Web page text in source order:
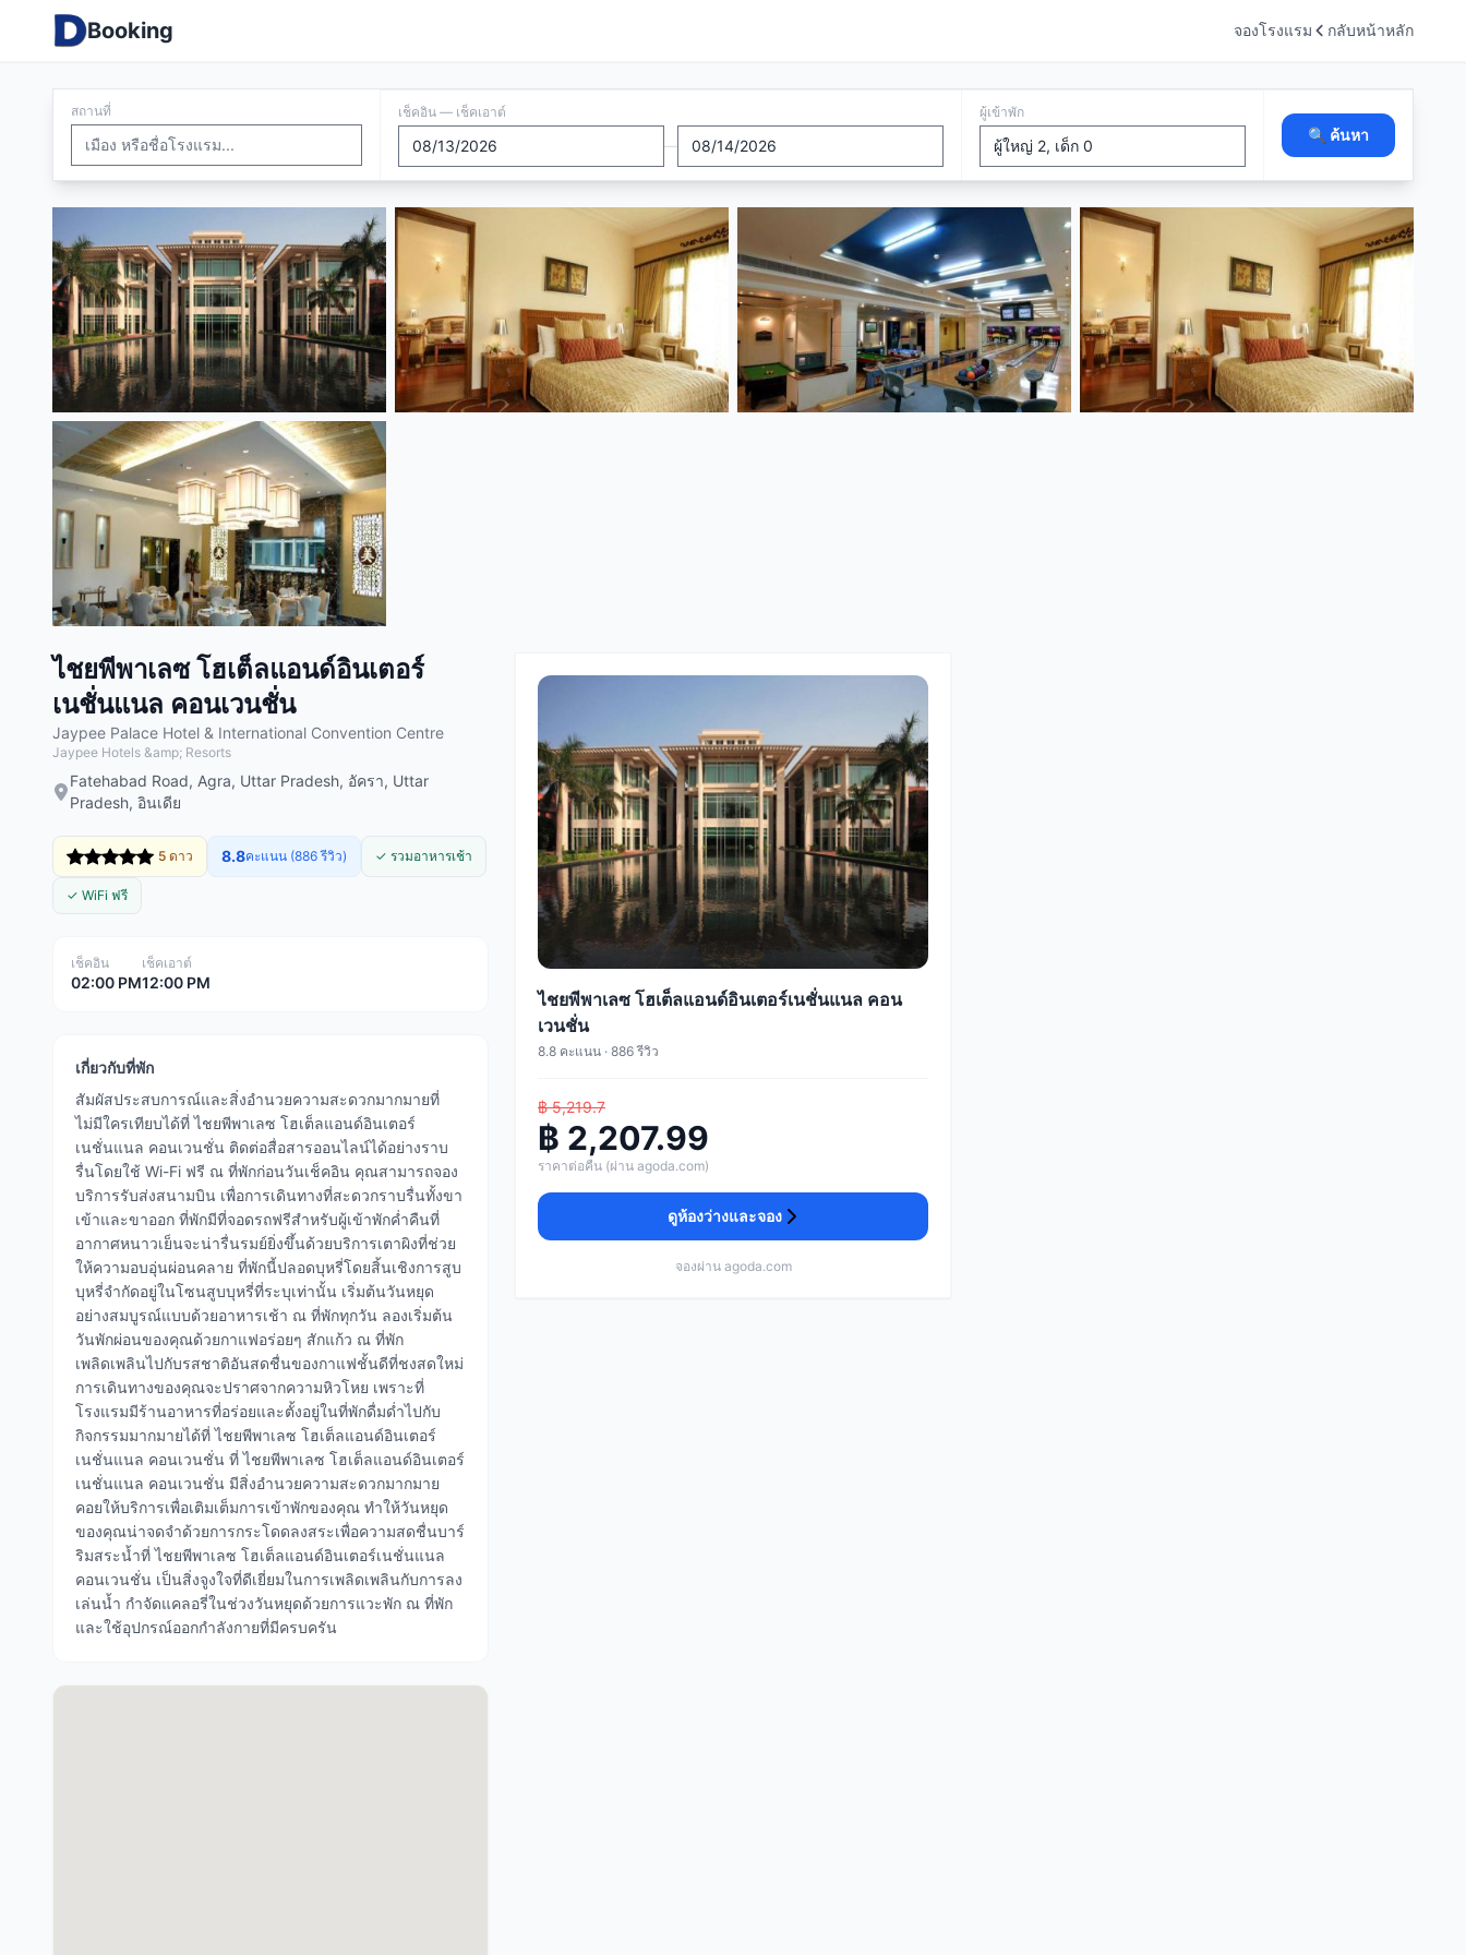
Booking จองโรงแรม กลับหน้าหลัก
สถานที่ เช็คอิน — เช็คเอาต์
—
ผู้เข้าพัก
🔍 ค้นหา
ไชยพีพาเลซ โฮเต็ลแอนด์อินเตอร์
เนชั่นแนล คอนเวนชั่น
Jaypee Palace Hotel & International Convention Centre
Jaypee Hotels &amp; Resorts
Fatehabad Road, Agra, Uttar Pradesh, อัครา, Uttar
Pradesh, อินเดีย
5 ดาว 8.8คะแนน (886 รีวิว) ✓ รวมอาหารเช้า
✓ WiFi ฟรี
เช็คอิน
02:00 PM
เช็คเอาต์
12:00 PM
เกี่ยวกับที่พัก
สัมผัสประสบการณ์และสิ่งอำนวยความสะดวกมากมายที่
ไม่มีใครเทียบได้ที่ ไชยพีพาเลซ โฮเต็ลแอนด์อินเตอร์
เนชั่นแนล คอนเวนชั่น ติดต่อสื่อสารออนไลน์ได้อย่างราบ
รื่นโดยใช้ Wi-Fi ฟรี ณ ที่พักก่อนวันเช็คอิน คุณสามารถจอง
บริการรับส่งสนามบิน เพื่อการเดินทางที่สะดวกราบรื่นทั้งขา
เข้าและขาออก ที่พักมีที่จอดรถฟรีสำหรับผู้เข้าพักค่ำคืนที่
อากาศหนาวเย็นจะน่ารื่นรมย์ยิ่งขึ้นด้วยบริการเตาผิงที่ช่วย
ให้ความอบอุ่นผ่อนคลาย ที่พักนี้ปลอดบุหรี่โดยสิ้นเชิงการสูบ
บุหรี่จำกัดอยู่ในโซนสูบบุหรี่ที่ระบุเท่านั้น เริ่มต้นวันหยุด
อย่างสมบูรณ์แบบด้วยอาหารเช้า ณ ที่พักทุกวัน ลองเริ่มต้น
วันพักผ่อนของคุณด้วยกาแฟอร่อยๆ สักแก้ว ณ ที่พัก
เพลิดเพลินไปกับรสชาติอันสดชื่นของกาแฟชั้นดีที่ชงสดใหม่
การเดินทางของคุณจะปราศจากความหิวโหย เพราะที่
โรงแรมมีร้านอาหารที่อร่อยและตั้งอยู่ในที่พักดื่มด่ำไปกับ
กิจกรรมมากมายได้ที่ ไชยพีพาเลซ โฮเต็ลแอนด์อินเตอร์
เนชั่นแนล คอนเวนชั่น ที่ ไชยพีพาเลซ โฮเต็ลแอนด์อินเตอร์
เนชั่นแนล คอนเวนชั่น มีสิ่งอำนวยความสะดวกมากมาย
คอยให้บริการเพื่อเติมเต็มการเข้าพักของคุณ ทำให้วันหยุด
ของคุณน่าจดจำด้วยการกระโดดลงสระเพื่อความสดชื่นบาร์
ริมสระน้ำที่ ไชยพีพาเลซ โฮเต็ลแอนด์อินเตอร์เนชั่นแนล
คอนเวนชั่น เป็นสิ่งจูงใจที่ดีเยี่ยมในการเพลิดเพลินกับการลง
เล่นน้ำ กำจัดแคลอรี่ในช่วงวันหยุดด้วยการแวะพัก ณ ที่พัก
และใช้อุปกรณ์ออกกำลังกายที่มีครบครัน
ไชยพีพาเลซ โฮเต็ลแอนด์อินเตอร์เนชั่นแนล คอน
เวนชั่น
8.8 คะแนน · 886 รีวิว
฿ 5,219.7
฿ 2,207.99
ราคาต่อคืน (ผ่าน agoda.com)
ดูห้องว่างและจอง
จองผ่าน agoda.com